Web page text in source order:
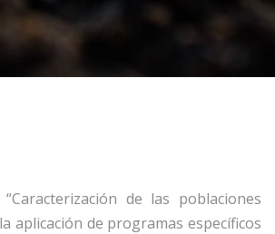
de las poblaciones
aplicación de programas específicos